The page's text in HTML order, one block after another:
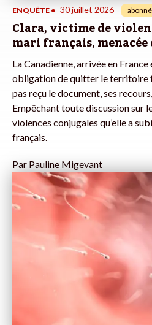
ENQUÊTE • 30 juillet 2026
Clara, victime de
mari français, menacée
La Canadienne, arrivée en
obligation de quitter le territoire
pas reçu le document, ses
Empêchant toute discussion sur
violences conjugales qu’elle a
français.
Par Pauline Migevant